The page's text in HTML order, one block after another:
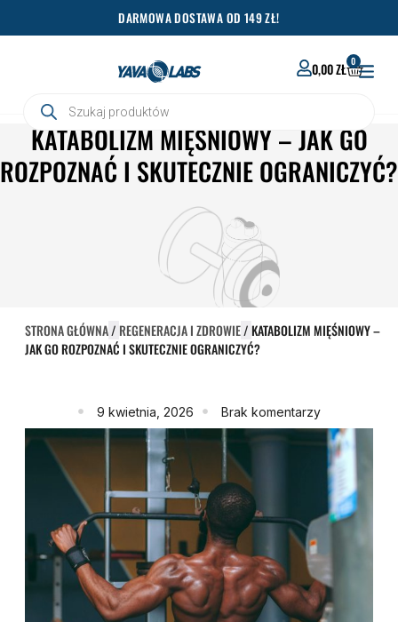
DARMOWA DOSTAWA OD 149 ZŁ!
produktów
0,00ZŁ 0
WÓZEK
KATABOLIZM MIĘŚNIOWY – JAK GO
ROZPOZNAĆ I SKUTECZNIE OGRANICZYĆ?
STRONA GŁÓWNA/REGENERACJA I ZDROWIE/KATABOLIZM MIĘŚNIOWY –
JAK GO ROZPOZNAĆ I SKUTECZNIE OGRANICZYĆ?
9 kwietnia, 2026 Brak komentarzy